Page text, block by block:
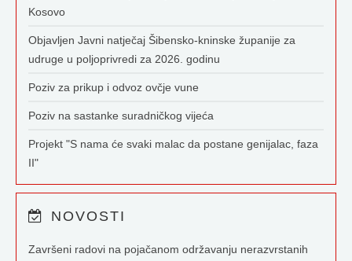
Kosovo
Objavljen Javni natječaj Šibensko-kninske županije za
udruge u poljoprivredi za 2026. godinu
Poziv za prikup i odvoz ovčje vune
Poziv na sastanke suradničkog vijeća
Projekt "S nama će svaki malac da postane genijalac, faza
II"
NOVOSTI
Završeni radovi na pojačanom održavanju nerazvrstanih